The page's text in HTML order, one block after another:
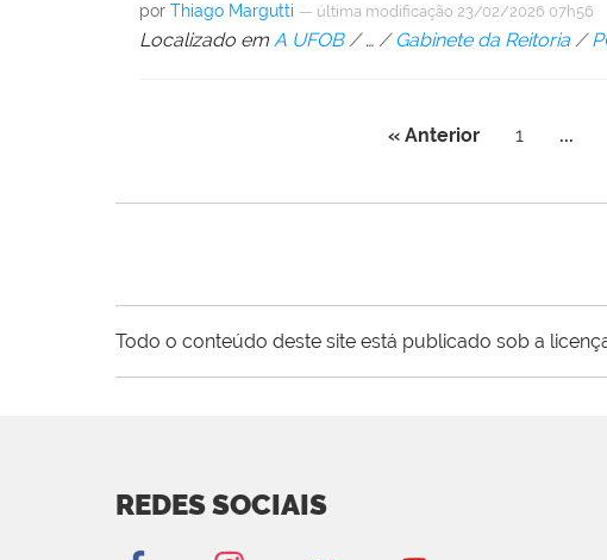
porThiago Margutti — última modificação 23/02/2026 07h56
Localizado em A UFOB /…/ Gabinete da Reitoria /
« Anterior 1 ...
Todo o conteúdo deste site está publicado sob a
REDES SOCIAIS